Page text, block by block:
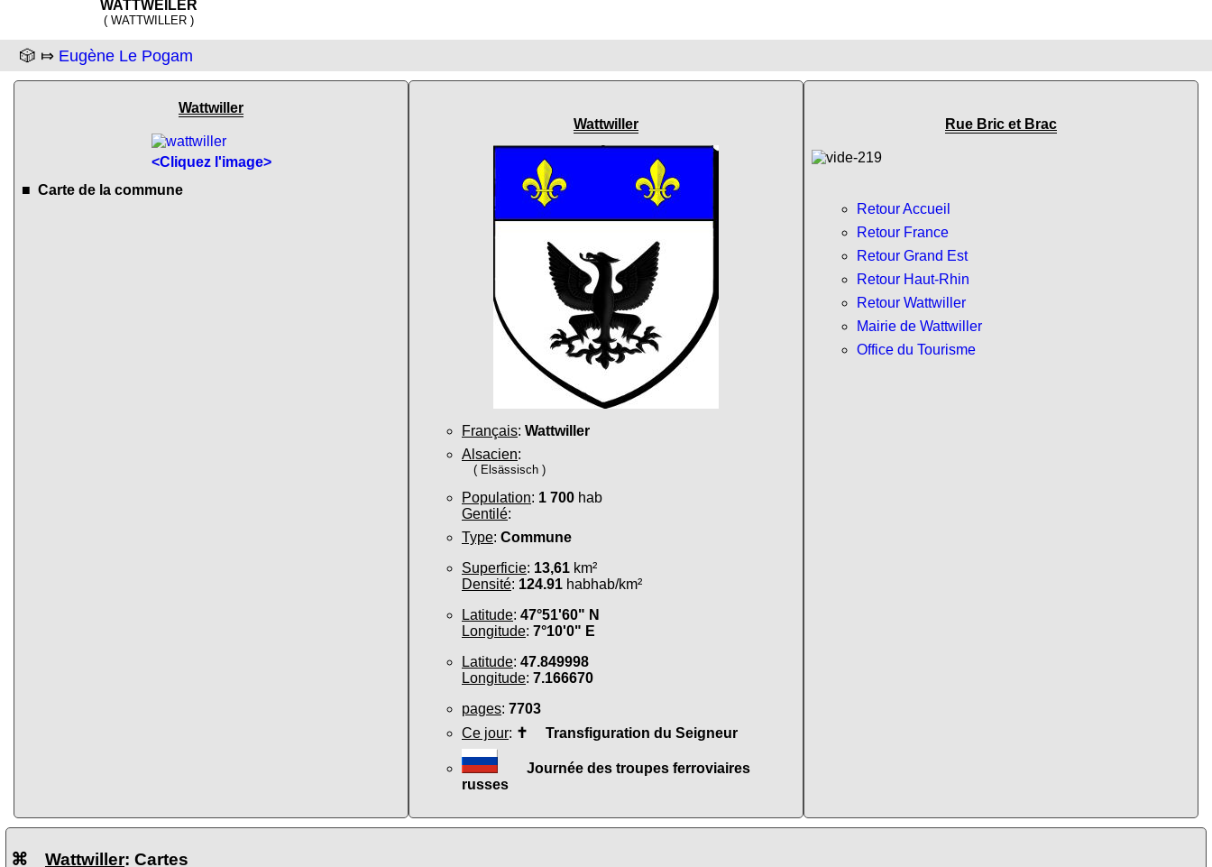
WATTWEILER
( WATTWILLER )
🎲 ⤇ Eugène Le Pogam
Wattwiller
<Cliquez l'image>
■ Carte de la commune
Wattwiller
Français: Wattwiller
Alsacien:
( Elsässisch )
Population: 1 700 hab
Gentilé:
Type: Commune
Superficie: 13,61 km²
Densité: 124.91 habhab/km²
Latitude: 47°51'60" N
Longitude: 7°10'0" E
Latitude: 47.849998
Longitude: 7.166670
pages: 7703
Ce jour: ✝ Transfiguration du Seigneur
Journée des troupes ferroviaires
russes
Rue Bric et Brac
Retour Accueil
Retour France
Retour Grand Est
Retour Haut-Rhin
Retour Wattwiller
Mairie de Wattwiller
Office du Tourisme
⌘ Wattwiller: Cartes